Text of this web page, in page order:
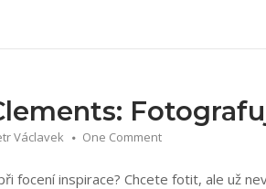
Václavek One Comment
focení inspirace? Chcete fotit, ale už